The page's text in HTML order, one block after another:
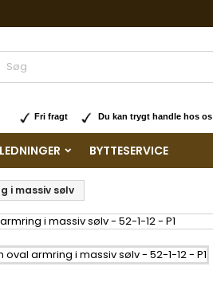
Fri fragt Du kan trygt handle hos os
BYTTESERVICE
i massiv sølv